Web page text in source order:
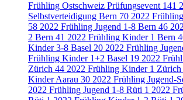
Frühling Ostschweiz Prüfungsevent 141
Selbstverteidigung Bern 70 2022
58 2022 Frühling Jugend 1-8 Bern 46
2 Bern 41 2022 Frühling Kinder 1 Bern
Kinder 3-8 Basel 20 2022 Frühling
Frühling Kinder 1+2 Basel 19 2022
Zürich 44 2022 Frühling Kinder 1 Zürich
Kinder Aarau 30 2022 Frühling Jugend-
2022 Frühling Jugend 1-8 Rüti 1 2022